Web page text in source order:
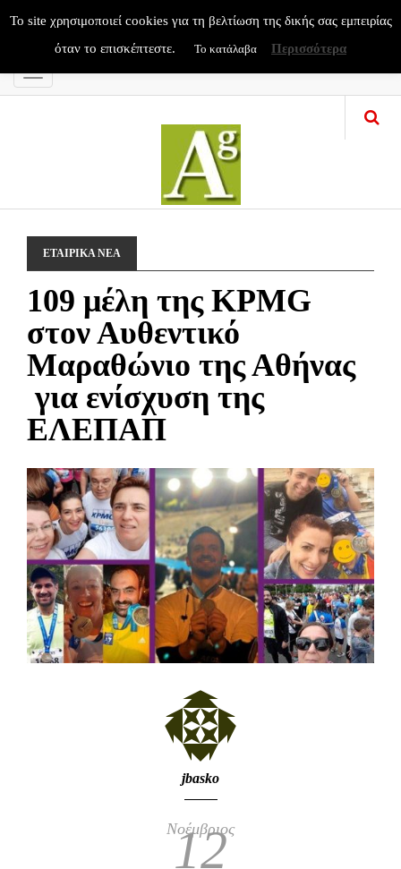
Menu
ΕΤΑΙΡΙΚΑ ΝΕΑ
109 μέλη της KPMG
στον Αυθεντικό
Μαραθώνιο της Αθήνας
για ενίσχυση της
ΕΛΕΠΑΠ
jbasko
Νοέμβριος
12
To site χρησιμοποιεί cookies για τη βελτίωση της δικής σας εμπειρίας
όταν το επισκέπτεστε.
Το κατάλαβα Περισσότερα